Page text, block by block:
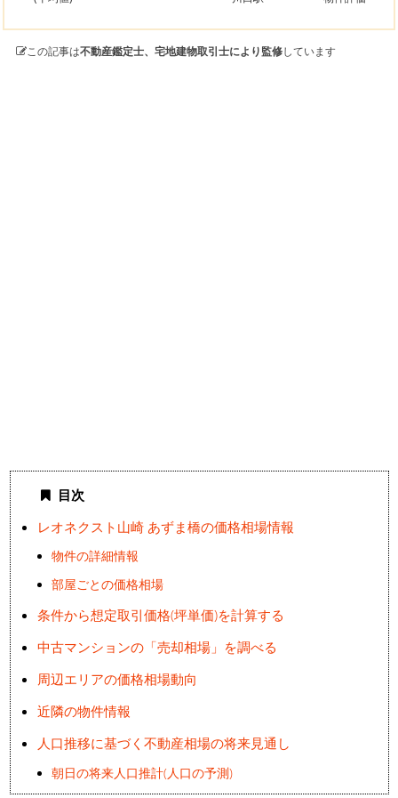
この記事は不動産鑑定士、宅地建物取引士により監修しています
目次
レオネクスト山崎 あずま橋の価格相場情報
物件の詳細情報
部屋ごとの価格相場
条件から想定取引価格(坪単価)を計算する
中古マンションの「売却相場」を調べる
周辺エリアの価格相場動向
近隣の物件情報
人口推移に基づく不動産相場の将来見通し
朝日の将来人口推計(人口の予測)